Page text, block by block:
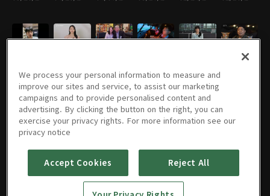
530회
529회
12/16/2025 • 49분
528회 527회 526회 525회 524회
We process your personal information to measure and
improve our sites and service, to assist our marketing
campaigns and to provide personalised content and
advertising. By clicking the button on the right, you can
exercise your privacy rights. For more information see our
privacy notice
Accept Cookies Reject All